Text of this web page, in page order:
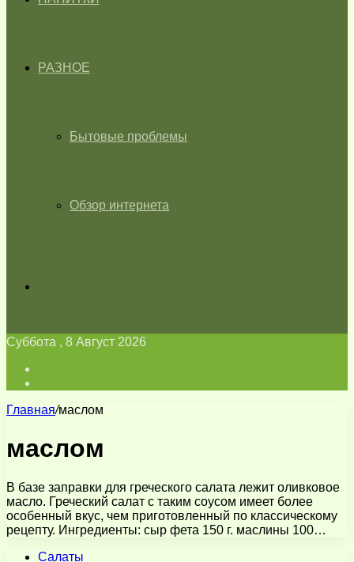
РАЗНОЕ
Бытовые проблемы
Обзор интернета
Суббота , 8 Август 2026
Главная/маслом
маслом
В базе заправки для греческого салата лежит оливковое
масло. Греческий салат с таким соусом имеет более
особенный вкус, чем приготовленный по классическому
рецепту. Ингредиенты: сыр фета 150 г. маслины 100…
Салаты